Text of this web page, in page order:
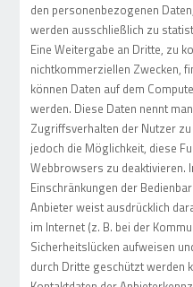
den personenbezogenen
werden ausschließlich zu
Eine Weitergabe an Dritte, zu
nichtkommerziellen Zwecken,
können Daten auf dem
werden. Diese Daten nennt
Zugriffsverhalten der Nutzer
jedoch die Möglichkeit, diese
Webbrowsers zu deaktivieren.
Einschränkungen der
Anbieter weist ausdrücklich
im Internet (z. B. bei der
Sicherheitslücken aufweisen
durch Dritte geschützt werden